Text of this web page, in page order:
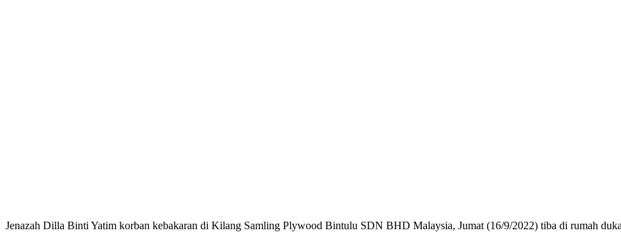
Jenazah Dilla Binti Yatim korban kebakaran di Kilang Samling Plywood Bintulu SDN BHD Malaysia, Jumat (16/9/2022) tiba di rumah